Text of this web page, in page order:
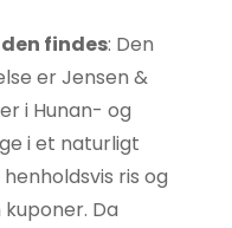
findes: Den
er Jensen &
i Hunan- og
i et naturligt
ris og
Da